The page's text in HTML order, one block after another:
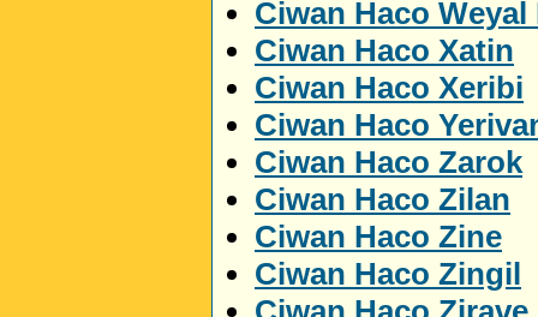
Ciwan Haco Weyal
Ciwan Haco Xatin
Ciwan Haco Xeribi
Ciwan Haco
Ciwan Haco Zarok
Ciwan Haco Zilan
Ciwan Haco Zine
Ciwan Haco Zingil